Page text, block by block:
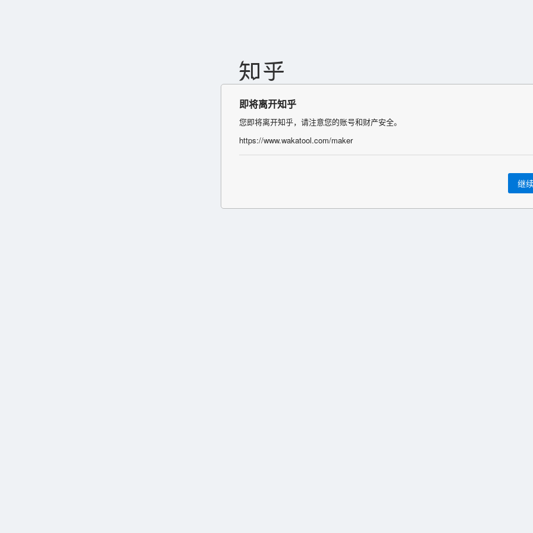
即将离开知乎
您即将离开知乎，请注意您的账号和财产安全。
https://www.wakatool.com/maker
继